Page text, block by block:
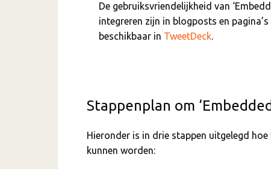
De gebruiksvriendelijkheid van
integreren zijn in blogposts en
beschikbaar in TweetDeck.
Stappenplan om
Hieronder is in drie stappen uitgelegd
kunnen worden: